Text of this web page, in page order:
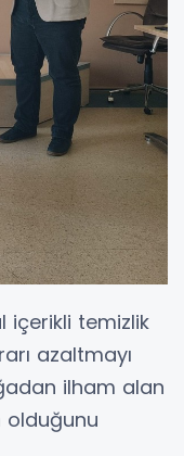
içerikli temizlik
azaltmayı
ilham alan
olduğunu